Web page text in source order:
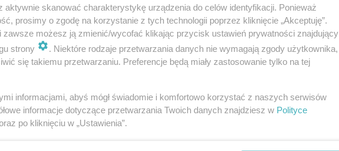
aktywnie skanować charakterystykę urządzenia do celów identyfikacji. Ponieważ
prosimy o zgodę na korzystanie z tych technologii poprzez kliknięcie „Akceptuję”.
zawsze możesz ją zmienić/wycofać klikając przycisk ustawień prywatności znajdujący
strony
. Niektóre rodzaje przetwarzania danych nie wymagają zgody użytkownika,
się takiemu przetwarzaniu. Preferencje będą miały zastosowanie tylko na tej
informacjami, abyś mógł świadomie i komfortowo korzystać z naszych serwisów
informacje dotyczące przetwarzania Twoich danych znajdziesz w Polityce
po kliknięciu w „Ustawienia”.